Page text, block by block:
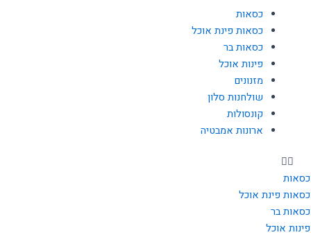
o
o
k
-
f
g
r
a
m
כסאות
כסאות פינת אוכל
כסאות בר
פינות אוכל
מזנונים
שולחנות סלון
קונסולות
ארונות אמבטיה
כסאות
כסאות פינת אוכל
כסאות בר
פינות אוכל